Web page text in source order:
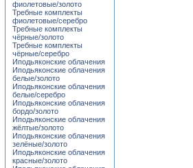
фиолетовые/золото
Требные комплекты
фиолетовые/серебро
Требные комплекты
чёрные/золото
Требные комплекты
чёрные/серебро
Иподьяконские облачения
Иподьяконские облачения
белые/золото
Иподьяконские облачения
белые/серебро
Иподьяконские облачения
бордо/золото
Иподьяконские облачения
жёлтые/золото
Иподьяконские облачения
зелёные/золото
Иподьяконские облачения
красные/золото